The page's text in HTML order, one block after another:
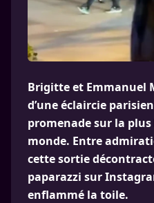
Brigitte et Emmanuel
d’une éclaircie
promenade sur la
monde. Entre
cette sortie
paparazzi sur
enflammé la toile.